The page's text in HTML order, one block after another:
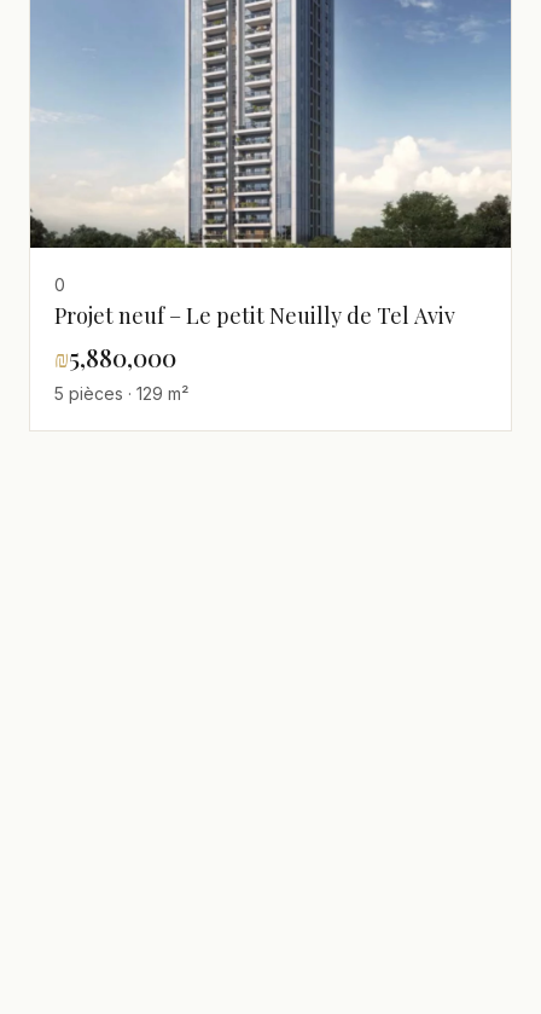
0
Projet neuf – Le petit Neuilly de Tel Aviv
₪5,880,000
5 pièces · 129 m²